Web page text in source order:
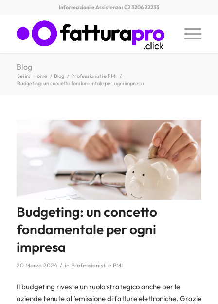
Informazioni e Assistenza: 02 3206 22233
Blog
Sei in: Home / Blog / Professionisti e PMI /
Budgeting: un concetto fondamentale per ogni impresa
Budgeting: un concetto
fondamentale per ogni
impresa
20 Marzo 2024 / in Professionisti e PMI
Il budgeting riveste un ruolo strategico anche per le
aziende tenute all’emissione di fatture elettroniche. Grazie